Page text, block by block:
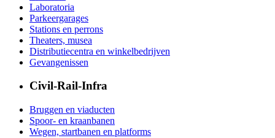
Laboratoria
Parkeergarages
Stations en perrons
Theaters, musea
Distributiecentra en winkelbedrijven
Gevangenissen
Civil-Rail-Infra
Bruggen en viaducten
Spoor- en kraanbanen
Wegen, startbanen en platforms